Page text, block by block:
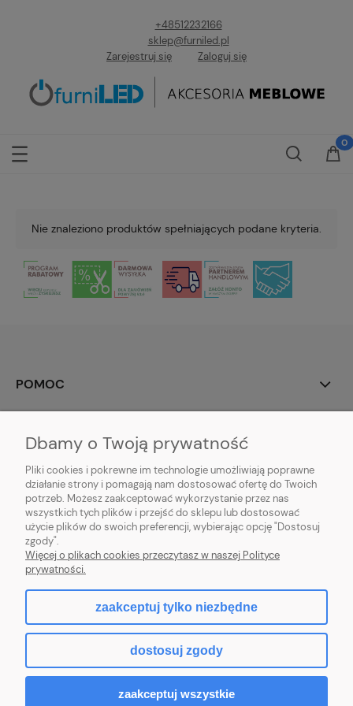
+48512232166
sklep@furniled.pl
Zarejestruj się
Zaloguj się
Nie znaleziono produktów spełniających podane kryteria.
POMOC
PŁATNOŚCI I DOSTAWA
INFORMACJE
O NAS
Sklep internetowy Shoper.pl
Dbamy o Twoją prywatność
Pliki cookies i pokrewne im technologie umożliwiają poprawne
działanie strony i pomagają nam dostosować ofertę do Twoich
potrzeb. Możesz zaakceptować wykorzystanie przez nas
wszystkich tych plików i przejść do sklepu lub dostosować
użycie plików do swoich preferencji, wybierając opcję "Dostosuj
zgody".
Więcej o plikach cookies przeczytasz w naszej Polityce
prywatności.
zaakceptuj tylko niezbędne
dostosuj zgody
zaakceptuj wszystkie